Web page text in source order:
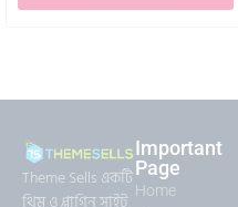
Theme Sells একটি
থিম ও প্লাগিন সাইট
Important
Page
Home